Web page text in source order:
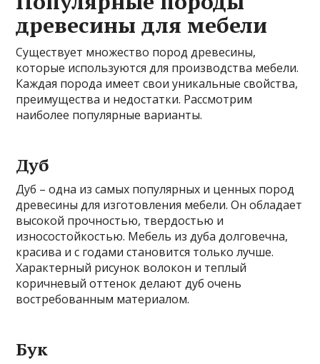
древесины для мебели
Существует множество пород древесины,
которые используются для производства мебели.
Каждая порода имеет свои уникальные свойства,
преимущества и недостатки. Рассмотрим
наиболее популярные варианты.
Дуб
Дуб – одна из самых популярных и ценных пород
древесины для изготовления мебели. Он обладает
высокой прочностью, твердостью и
износостойкостью. Мебель из дуба долговечна,
красива и с годами становится только лучше.
Характерный рисунок волокон и теплый
коричневый оттенок делают дуб очень
востребованным материалом.
Бук